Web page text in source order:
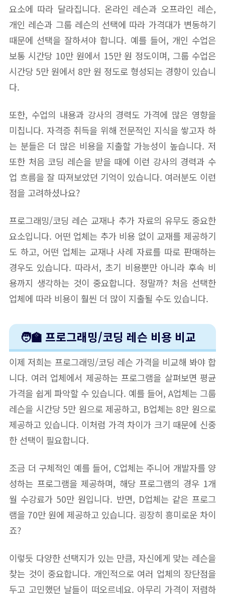
요소에 따라 달라집니다. 온라인 레슨과 오프라인 레슨,
개인 레슨과 그룹 레슨의 선택에 따라 가격대가 변동하기
때문에 선택을 잘하셔야 합니다. 예를 들어, 개인 수업은
보통 시간당 10만 원에서 15만 원 정도이며, 그룹 수업은
시간당 5만 원에서 8만 원 정도로 형성되는 경향이 있습니
다.
또한, 수업의 내용과 강사의 경력도 가격에 많은 영향을
미칩니다. 자격증 취득을 위해 전문적인 지식을 쌓고자 하
는 분들은 더 많은 비용을 지출할 가능성이 높습니다. 저
또한 처음 코딩 레슨을 받을 때에 이런 강사의 경력과 수
업 흐름을 잘 따져보았던 기억이 있습니다. 여러분도 이런
점을 고려하셨나요?
프로그래밍/코딩 레슨 교재나 추가 자료의 유무도 중요한
요소입니다. 어떤 업체는 추가 비용 없이 교재를 제공하기
도 하고, 어떤 업체는 교재나 사례 자료를 따로 판매하는
경우도 있습니다. 따라서, 초기 비용뿐만 아니라 후속 비
용까지 생각하는 것이 중요합니다. 정말까? 처음 선택한
업체에 따라 비용이 훨씬 더 많이 지출될 수도 있습니다.
🧑‍🏫 프로그래밍/코딩 레슨 비용 비교
이제 저희는 프로그래밍/코딩 레슨 가격을 비교해 봐야 합
니다. 여러 업체에서 제공하는 프로그램을 살펴보면 평균
가격을 쉽게 파악할 수 있습니다. 예를 들어, A업체는 그룹
레슨을 시간당 5만 원으로 제공하고, B업체는 8만 원으로
제공하고 있습니다. 이처럼 가격 차이가 크기 때문에 신중
한 선택이 필요합니다.
조금 더 구체적인 예를 들어, C업체는 주니어 개발자를 양
성하는 프로그램을 제공하며, 해당 프로그램의 경우 1개
월 수강료가 50만 원입니다. 반면, D업체는 같은 프로그
램을 70만 원에 제공하고 있습니다. 굉장히 흥미로운 차이
죠?
이렇듯 다양한 선택지가 있는 만큼, 자신에게 맞는 레슨을
찾는 것이 중요합니다. 개인적으로 여러 업체의 장단점을
두고 고민했던 날들이 떠오르네요. 아무리 가격이 저렴하